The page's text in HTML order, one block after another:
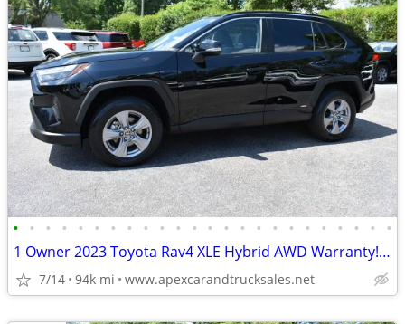
• • • • • • • • • • • • • • • • • • • • • • • •
1 Owner 2023 Toyota Rav4 XLE Hybrid AWD Warranty! Financing Available!
7/14 94k mi www.apexcarandtrucksales.net